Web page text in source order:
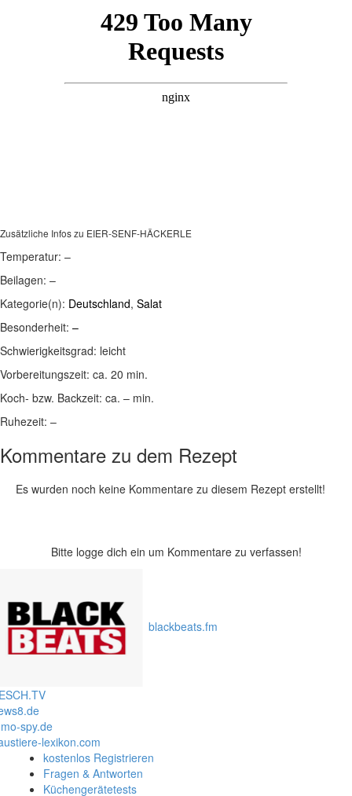
Zusätzliche Infos zu EIER-SENF-HÄCKERLE
Temperatur: –
Beilagen: –
Kategorie(n): Deutschland, Salat
Besonderheit: –
Schwierigkeitsgrad: leicht
Vorbereitungszeit: ca. 20 min.
Koch- bzw. Backzeit: ca. – min.
Ruhezeit: –
Kommentare zu dem Rezept
Es wurden noch keine Kommentare zu diesem Rezept erstellt!
Bitte logge dich ein um Kommentare zu verfassen!
blackbeats.fm
spy.de
lexikon.com
kostenlos Registrieren
Fragen & Antworten
Küchengerätetests